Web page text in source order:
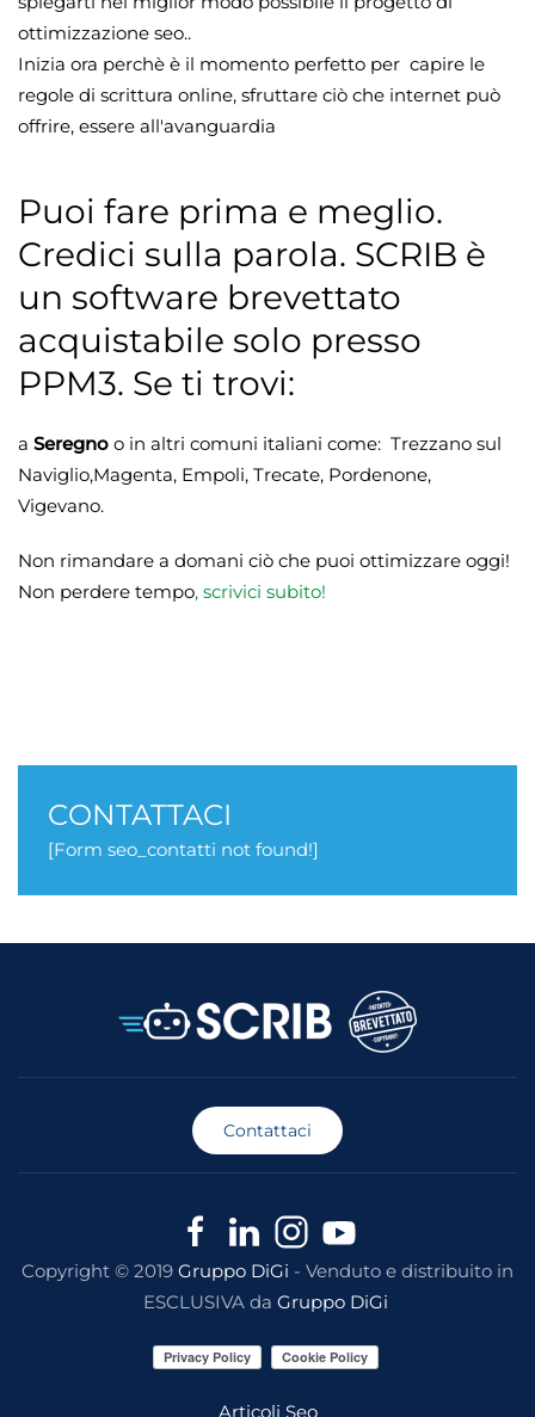
ottimizzazione seo..
Inizia ora perchè è il momento perfetto per capire le
regole di scrittura online, sfruttare ciò che internet può
offrire, essere all'avanguardia
Puoi fare prima e meglio.
Credici sulla parola. SCRIB è
un software brevettato
acquistabile solo presso
PPM3. Se ti trovi:
a Seregno o in altri comuni italiani come: Trezzano sul
Naviglio,Magenta, Empoli, Trecate, Pordenone,
Vigevano.
Non rimandare a domani ciò che puoi ottimizzare oggi!
Non perdere tempo, scrivici subito!
CONTATTACI
[Form seo_contatti not found!]
Contattaci
Copyright © 2019 Gruppo DiGi - Venduto e distribuito in
ESCLUSIVA da Gruppo DiGi
Articoli Seo